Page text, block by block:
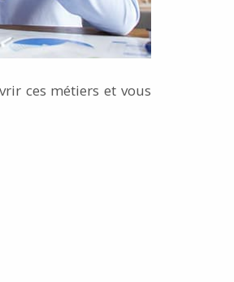
ces métiers et vous